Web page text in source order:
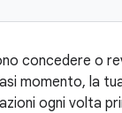
concedere o
momento, la
ogni volta